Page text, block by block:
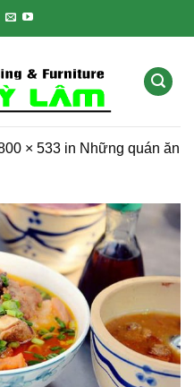
× 533 in Những quán ăn